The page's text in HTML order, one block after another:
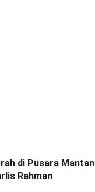
di Pusara Mantan
Rahman